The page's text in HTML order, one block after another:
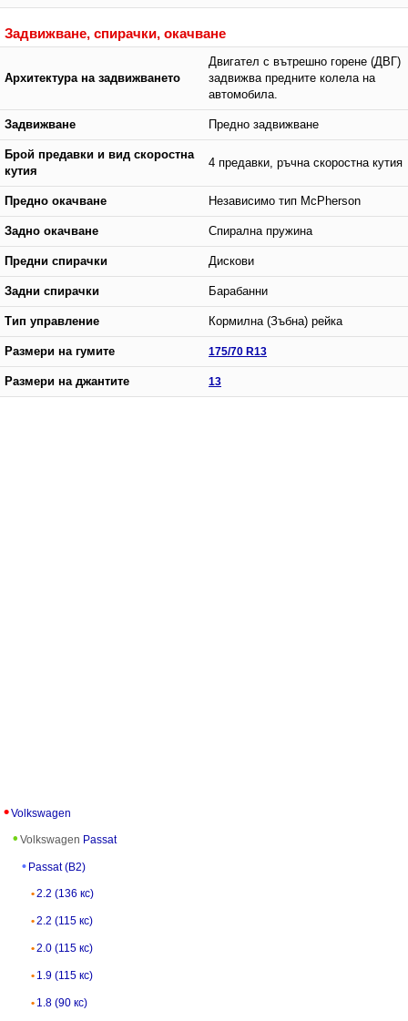
Задвижване, спирачки, окачване
Архитектура на задвижването
Двигател с вътрешно горене (ДВГ)
задвижва предните колела на
автомобила.
Задвижване Предно задвижване
Брой предавки и вид скоростна
кутия
4 предавки, ръчна скоростна кутия
Предно окачване Независимо тип McPherson
Задно окачване Спирална пружина
Предни спирачки Дискови
Задни спирачки Барабанни
Тип управление Кормилна (Зъбна) рейка
Размери на гумите 175/70 R13
Размери на джантите 13
Volkswagen
Volkswagen Passat
Passat (B2)
2.2 (136 кс)
2.2 (115 кс)
2.0 (115 кс)
1.9 (115 кс)
1.8 (90 кс)